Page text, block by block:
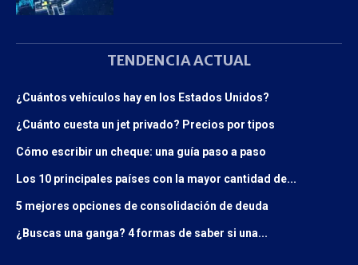
TENDENCIA ACTUAL
¿Cuántos vehículos hay en los Estados Unidos?
¿Cuánto cuesta un jet privado? Precios por tipos
Cómo escribir un cheque: una guía paso a paso
Los 10 principales países con la mayor cantidad de...
5 mejores opciones de consolidación de deuda
¿Buscas una ganga? 4 formas de saber si una...